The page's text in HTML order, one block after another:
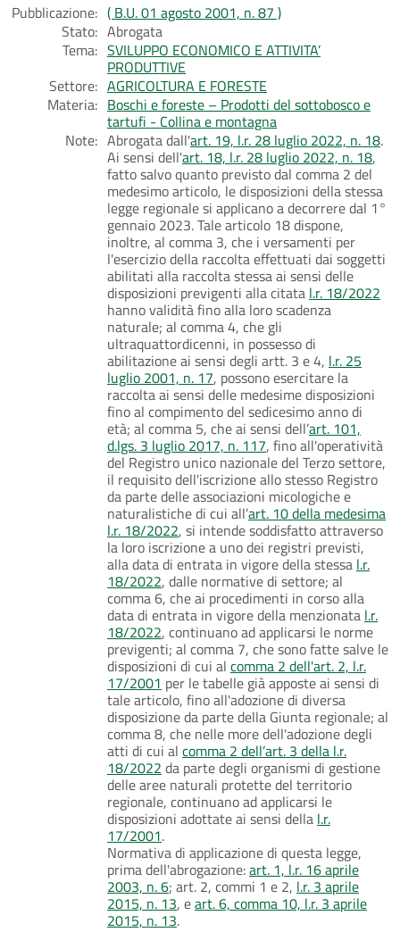
Pubblicazione: ( B.U. 01 agosto 2001, n. 87 )
Stato: Abrogata
Tema: SVILUPPO ECONOMICO E ATTIVITA’
PRODUTTIVE
Settore: AGRICOLTURA E FORESTE
Materia: Boschi e foreste – Prodotti del sottobosco e
tartufi - Collina e montagna
Note: Abrogata dall'art. 19, l.r. 28 luglio 2022, n. 18.
Ai sensi dell'art. 18, l.r. 28 luglio 2022, n. 18,
fatto salvo quanto previsto dal comma 2 del
medesimo articolo, le disposizioni della stessa
legge regionale si applicano a decorrere dal 1°
gennaio 2023. Tale articolo 18 dispone,
inoltre, al comma 3, che i versamenti per
l'esercizio della raccolta effettuati dai soggetti
abilitati alla raccolta stessa ai sensi delle
disposizioni previgenti alla citata l.r. 18/2022
hanno validità fino alla loro scadenza
naturale; al comma 4, che gli
ultraquattordicenni, in possesso di
abilitazione ai sensi degli artt. 3 e 4, l.r. 25
luglio 2001, n. 17, possono esercitare la
raccolta ai sensi delle medesime disposizioni
fino al compimento del sedicesimo anno di
età; al comma 5, che ai sensi dell’art. 101,
d.lgs. 3 luglio 2017, n. 117, fino all'operatività
del Registro unico nazionale del Terzo settore,
il requisito dell'iscrizione allo stesso Registro
da parte delle associazioni micologiche e
naturalistiche di cui all’art. 10 della medesima
l.r. 18/2022, si intende soddisfatto attraverso
la loro iscrizione a uno dei registri previsti,
alla data di entrata in vigore della stessa l.r.
18/2022, dalle normative di settore; al
comma 6, che ai procedimenti in corso alla
data di entrata in vigore della menzionata l.r.
18/2022, continuano ad applicarsi le norme
previgenti; al comma 7, che sono fatte salve le
disposizioni di cui al comma 2 dell'art. 2, l.r.
17/2001 per le tabelle già apposte ai sensi di
tale articolo, fino all'adozione di diversa
disposizione da parte della Giunta regionale; al
comma 8, che nelle more dell'adozione degli
atti di cui al comma 2 dell’art. 3 della l.r.
18/2022 da parte degli organismi di gestione
delle aree naturali protette del territorio
regionale, continuano ad applicarsi le
disposizioni adottate ai sensi della l.r.
17/2001.
Normativa di applicazione di questa legge,
prima dell'abrogazione:art. 1, l.r. 16 aprile
2003, n. 6; art. 2, commi 1 e 2, l.r. 3 aprile
2015, n. 13, eart. 6, comma 10, l.r. 3 aprile
2015, n. 13.